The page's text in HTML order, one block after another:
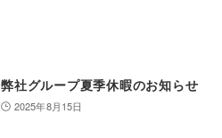
弊社グループ夏季休暇のお知らせ
2025年8月15日